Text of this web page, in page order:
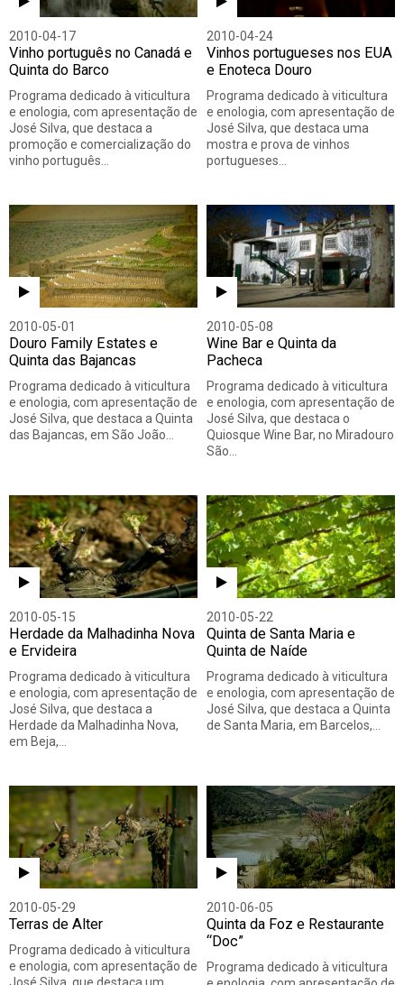
2010-04-17
Vinho português no Canadá e
Quinta do Barco
Programa dedicado à viticultura
e enologia, com apresentação de
José Silva, que destaca a
promoção e comercialização do
vinho português…
2010-04-24
Vinhos portugueses nos EUA
e Enoteca Douro
Programa dedicado à viticultura
e enologia, com apresentação de
José Silva, que destaca uma
mostra e prova de vinhos
portugueses…
2010-05-01
Douro Family Estates e
Quinta das Bajancas
Programa dedicado à viticultura
e enologia, com apresentação de
José Silva, que destaca a Quinta
das Bajancas, em São João…
2010-05-08
Wine Bar e Quinta da
Pacheca
Programa dedicado à viticultura
e enologia, com apresentação de
José Silva, que destaca o
Quiosque Wine Bar, no Miradouro
São…
2010-05-15
Herdade da Malhadinha Nova
e Ervideira
Programa dedicado à viticultura
e enologia, com apresentação de
José Silva, que destaca a
Herdade da Malhadinha Nova,
em Beja,…
2010-05-22
Quinta de Santa Maria e
Quinta de Naíde
Programa dedicado à viticultura
e enologia, com apresentação de
José Silva, que destaca a Quinta
de Santa Maria, em Barcelos,…
2010-05-29
Terras de Alter
Programa dedicado à viticultura
e enologia, com apresentação de
2010-06-05
Quinta da Foz e Restaurante
“Doc”
Programa dedicado à viticultura